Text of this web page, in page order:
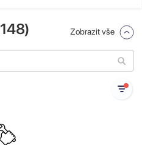
148) Zobrazit vše